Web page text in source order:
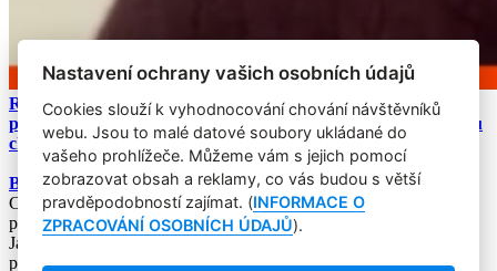
Rozhovor s Richardem Shottonem: poznatky behaviorální
psychologie pomáhají lidem k environmentálně udržitelnějšímu
chování
BRANDstorming 2023: vznik kampaně, co nebyla o h***ě
Copyright © 2004-2020 Focus Agency, s.r.o. Plné znění licenčních
podmínek. ISSN 1803-957X
Jakékoliv publikování, přebírání nebo šíření obsahu je bez
písemného souhlasu Focus Agency, s.r.o. zakázáno.
Nastavení ochrany vašich osobních údajů
Cookies slouží k vyhodnocování chování návštěvníků
webu. Jsou to malé datové soubory ukládané do
vašeho prohlížeče. Můžeme vám s jejich pomocí
zobrazovat obsah a reklamy, co vás budou s větší
pravděpodobností zajímat. (INFORMACE O
ZPRACOVÁNÍ OSOBNÍCH ÚDAJŮ).